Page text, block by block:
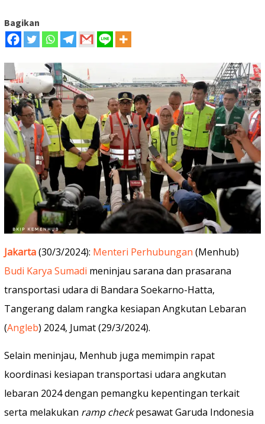
Bagikan
Jakarta(30/3/2024): Menteri Perhubungan (Menhub)
Budi Karya Sumadi meninjau sarana dan prasarana
transportasi udara di Bandara Soekarno-Hatta,
Tangerang dalam rangka kesiapan Angkutan Lebaran
(Angleb) 2024, Jumat (29/3/2024).
Selain meninjau, Menhub juga memimpin rapat
koordinasi kesiapan transportasi udara angkutan
lebaran 2024 dengan pemangku kepentingan terkait
serta melakukan ramp checkpesawat Garuda Indonesia